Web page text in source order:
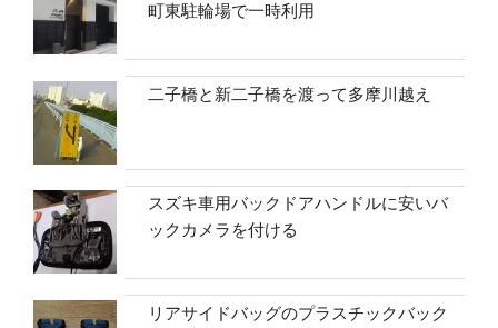
町東駐輪場で一時利用
二子橋と新二子橋を渡って多摩川越え
スズキ車用バックドアハンドルに安いバ
ックカメラを付ける
リアサイドバッグのプラスチックバック